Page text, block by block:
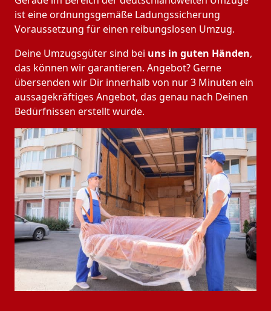
ist eine ordnungsgemäße Ladungssicherung
Voraussetzung für einen reibungslosen Umzug.
Deine Umzugsgüter sind bei uns in guten Händen,
das können wir garantieren. Angebot? Gerne
übersenden wir Dir innerhalb von nur 3 Minuten ein
aussagekräftiges Angebot, das genau nach Deinen
Bedürfnissen erstellt wurde.